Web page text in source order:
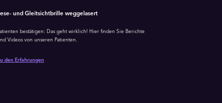
und Gleitsichtbrille weggelasert
bestätigen: Das geht wirklich! Hier finden Sie Berichte
Videos von unseren Patienten.
den Erfahrungen